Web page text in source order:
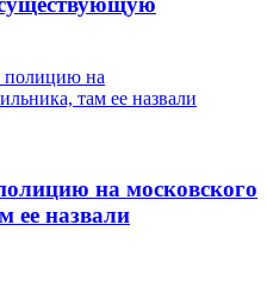
на московского
ее назвали